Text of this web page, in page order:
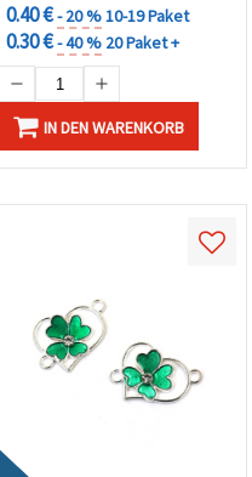
0.40 €- 20 %10-19 Paket
0.30 €- 40 % 20 Paket +
IN DEN WARENKORB